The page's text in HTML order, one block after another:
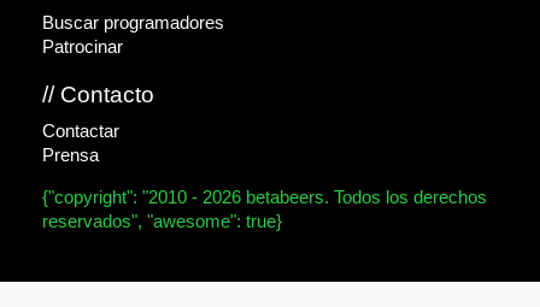
Buscar programadores
Patrocinar
// Contacto
Contactar
Prensa
{"copyright": "2010 - 2026 betabeers. Todos los derechos
reservados", "awesome": true}